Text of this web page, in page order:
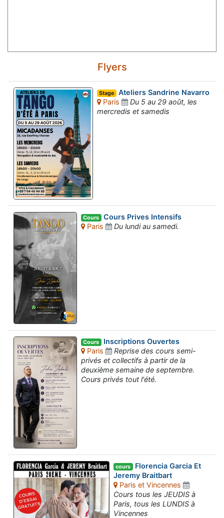
Flyers
Stage Ateliers Sandrine Navarro
Paris
Du 5 au 29 août, les
mercredis et samedis
Cours Cours Prives Intensifs
Paris
Du lundi au samedi.
Cours Inscriptions Ouvertes
Paris
Reprise des cours semi-
privés et collectifs à partir de la
deuxième semaine de septembre.
Cours privés tout l'été.
cours Florencia Garcia Et
Jeremy Braitbart
Paris et Vincennes
Cours tous les JEUDIS à
Paris, tous les LUNDIS à
Vincennes